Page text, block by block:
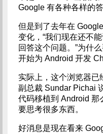
Google 有各种各样的答
但是到了去年在
变化，“我们现在还不
回答这个问题。”为什
开始为 Android 开发
实际上，这个浏览器已
副总裁 Sundar Pichai
代码移植到 Android 那
要思考很多东西。
好消息是现在看来